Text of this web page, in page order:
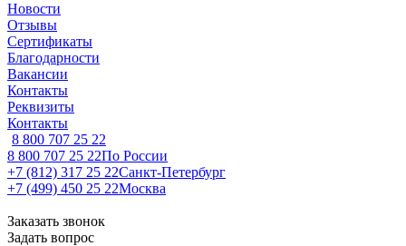
Новости
Отзывы
Сертификаты
Благодарности
Вакансии
Контакты
Реквизиты
Контакты
8 800 707 25 22
8 800 707 25 22По России
+7 (812) 317 25 22Санкт-Петербург
+7 (499) 450 25 22Москва
Заказать звонок
Задать вопрос